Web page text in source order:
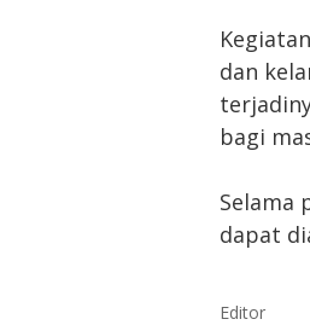
dan
bagi
Selama
dapat
Editor